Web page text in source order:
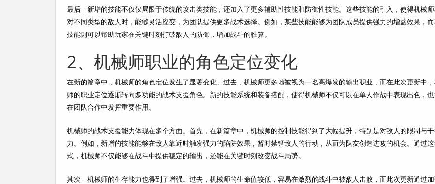
最后，新增的技能不仅仅局限于传统的攻击类技能，还加入了更多辅助性技能和防御性技能。这些技能的引入，使得机械
对不同类型的敌人时，能够灵活应变，为团队提供更多战术选择。例如，某些技能能够为团队成员提供强力的增益效果，
技能则可以帮助玩家在关键时刻打破敌人的防御，增加战斗的胜算。
2、机械师职业的角色定位变化
在新的篇章中，机械师的角色定位发生了显著变化。过去，机械师更多地被视为一名高爆发的输出职业，而在此次更新中
师的职业定位逐渐转向多功能的战术支援角色。新的技能系统和装备搭配，使得机械师不仅可以在单人作战中表现出色，
在团队合作中发挥重要作用。
机械师的战术支援能力体现在多个方面。首先，在新篇章中，机械师的控制技能得到了大幅提升，特别是对敌人的限制与
力。例如，新增的技能能够在敌人靠近时触发强力的陷阱效果，暂时禁锢敌人的行动，从而为队友创造进攻的机会。通过
式，机械师不仅能够在战斗中提供稳定的输出，还能在关键时刻改变战斗局势。
其次，机械师的生存能力也得到了增强。过去，机械师的生命值较低，容易在激烈的战斗中被敌人击败，而此次更新通过